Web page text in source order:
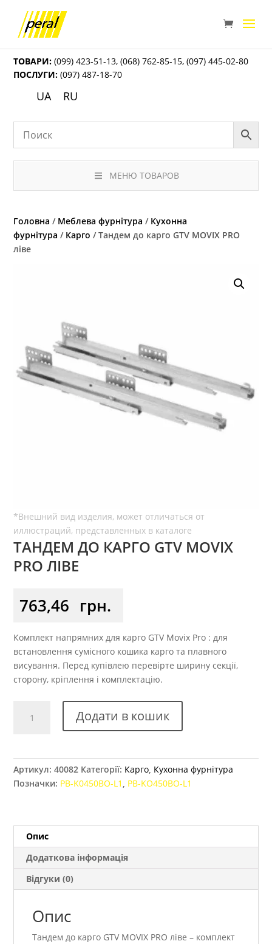
ТОВАРИ: (099) 423-51-13,(068) 762-85-15,(097) 445-02-80
ПОСЛУГИ: (097) 487-18-70
UA RU
МЕНЮ ТОВАРОВ
Головна / Меблева фурнітура / Кухонна
фурнітура / Карго / Тандем до карго GTV MOVIX PRO
ліве
ТАНДЕМ ДО КАРГО GTV MOVIX
PRO ЛІВЕ
763,46 грн.
Комплект напрямних для карго GTV Movix Pro : для
встановлення сумісного кошика карго та плавного
висування. Перед купівлею перевірте ширину секції,
сторону, кріплення і комплектацію.
PRO
Додати в кошик
Артикул:40082 Категорії: Карго, Кухонна фурнітура
Позначки: PB-K0450BO-L1 , PB-KO450BO-L1
Опис
Додаткова інформація
Відгуки (0)
Опис
Тандем до карго GTV MOVIX PRO ліве – комплект